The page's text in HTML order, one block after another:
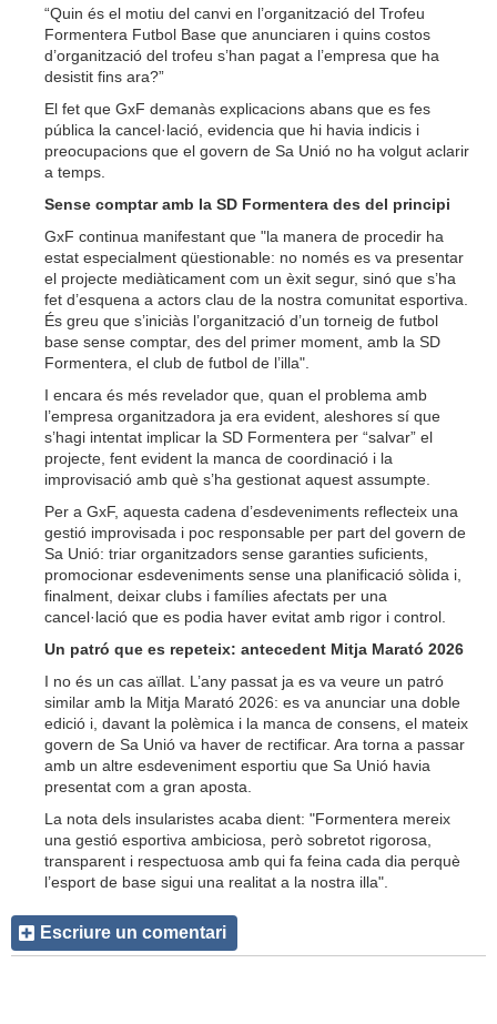
“Quin és el motiu del canvi en l’organització del Trofeu
Formentera Futbol Base que anunciaren i quins costos
d’organització del trofeu s’han pagat a l’empresa que ha
desistit fins ara?”
El fet que GxF demanàs explicacions abans que es fes
pública la cancel·lació, evidencia que hi havia indicis i
preocupacions que el govern de Sa Unió no ha volgut aclarir
a temps.
Sense comptar amb la SD Formentera des del principi
GxF continua manifestant que "la manera de procedir ha
estat especialment qüestionable: no només es va presentar
el projecte mediàticament com un èxit segur, sinó que s’ha
fet d’esquena a actors clau de la nostra comunitat esportiva.
És greu que s’iniciàs l’organització d’un torneig de futbol
base sense comptar, des del primer moment, amb la SD
Formentera, el club de futbol de l’illa".
I encara és més revelador que, quan el problema amb
l’empresa organitzadora ja era evident, aleshores sí que
s’hagi intentat implicar la SD Formentera per “salvar” el
projecte, fent evident la manca de coordinació i la
improvisació amb què s’ha gestionat aquest assumpte.
Per a GxF, aquesta cadena d’esdeveniments reflecteix una
gestió improvisada i poc responsable per part del govern de
Sa Unió: triar organitzadors sense garanties suficients,
promocionar esdeveniments sense una planificació sòlida i,
finalment, deixar clubs i famílies afectats per una
cancel·lació que es podia haver evitat amb rigor i control.
Un patró que es repeteix: antecedent Mitja Marató 2026
I no és un cas aïllat. L’any passat ja es va veure un patró
similar amb la Mitja Marató 2026: es va anunciar una doble
edició i, davant la polèmica i la manca de consens, el mateix
govern de Sa Unió va haver de rectificar. Ara torna a passar
amb un altre esdeveniment esportiu que Sa Unió havia
presentat com a gran aposta.
La nota dels insularistes acaba dient: "Formentera mereix
una gestió esportiva ambiciosa, però sobretot rigorosa,
transparent i respectuosa amb qui fa feina cada dia perquè
l’esport de base sigui una realitat a la nostra illa".
Escriure un comentari